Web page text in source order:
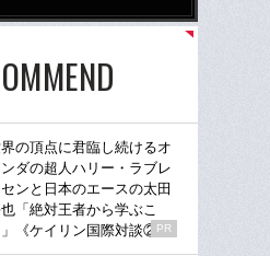
の頂点に君臨し続けるオ
ダの超人ハリー・ラブレ
ンと日本のエースの太田
「絶対王者から学ぶこ
」《ケイリン国際対談②》
PR